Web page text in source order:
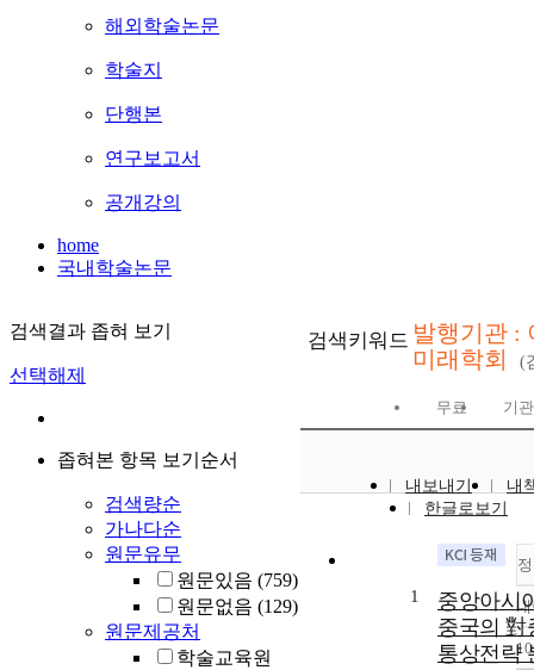
해외학술논문
학술지
단행본
연구보고서
공개강의
home
국내학술논문
검색결과 좁혀 보기
선택해제
좁혀본 항목 보기순서
검색량순
가나다순
원문유무
원문있음 (759)
원문없음 (129)
원문제공처
학술교육원
검색키워드 발행기관 :
미래학회
(
무료 기
내보내기
내
한글로보기
내
1
중앙아시
중국의 對
통상전략